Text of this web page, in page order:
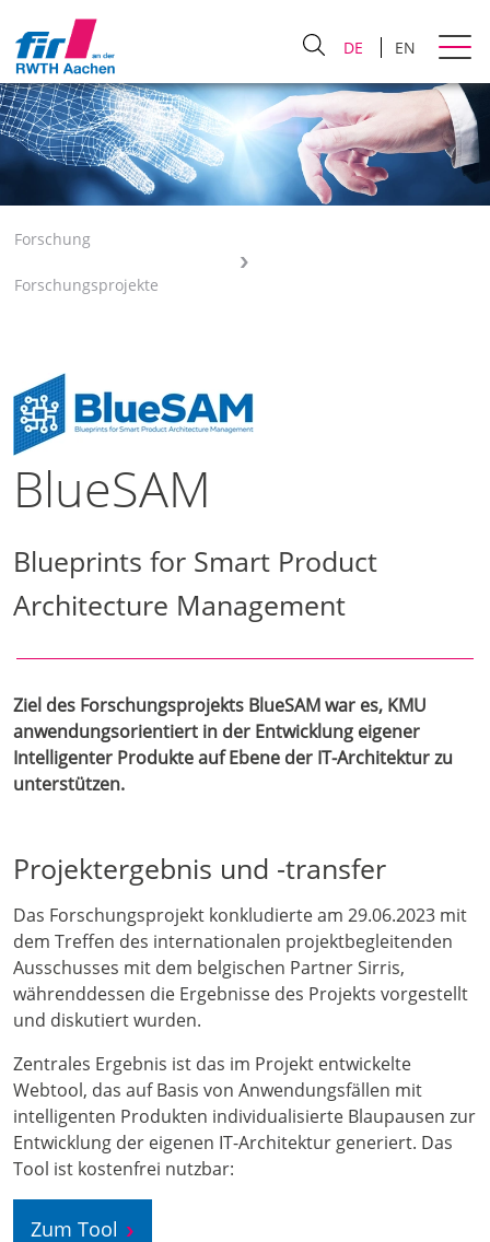
DE EN
Forschung
Forschungsprojekte
BlueSAM
Blueprints for Smart Product
Architecture Management
Ziel des Forschungsprojekts BlueSAM war es, KMU
anwendungsorientiert in der Entwicklung eigener
Intelligenter Produkte auf Ebene der IT-Architektur zu
unterstützen.
Projektergebnis und -transfer
Das Forschungsprojekt konkludierte am 29.06.2023 mit
dem Treffen des internationalen projektbegleitenden
Ausschusses mit dem belgischen Partner Sirris,
währenddessen die Ergebnisse des Projekts vorgestellt
und diskutiert wurden.
Zentrales Ergebnis ist das im Projekt entwickelte
Webtool, das auf Basis von Anwendungsfällen mit
intelligenten Produkten individualisierte Blaupausen zur
Entwicklung der eigenen IT-Architektur generiert. Das
Tool ist kostenfrei nutzbar:
Zum Tool